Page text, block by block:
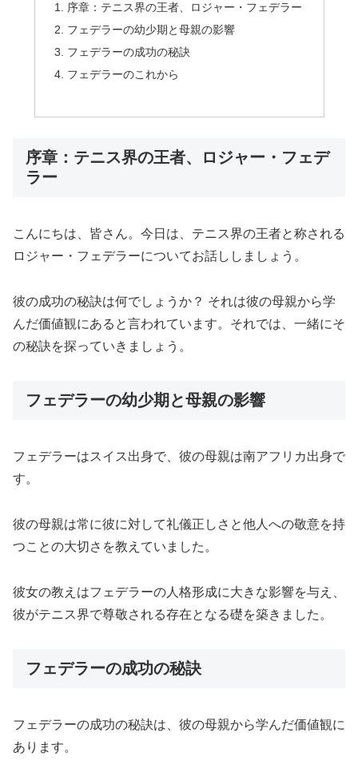
序章：テニス界の王者、ロジャー・フェデラー
フェデラーの幼少期と母親の影響
フェデラーの成功の秘訣
フェデラーのこれから
序章：テニス界の王者、ロジャー・フェデ
ラー
こんにちは、皆さん。今日は、テニス界の王者と称される
ロジャー・フェデラーについてお話ししましょう。
彼の成功の秘訣は何でしょうか？ それは彼の母親から学
んだ価値観にあると言われています。それでは、一緒にそ
の秘訣を探っていきましょう。
フェデラーの幼少期と母親の影響
フェデラーはスイス出身で、彼の母親は南アフリカ出身で
す。
彼の母親は常に彼に対して礼儀正しさと他人への敬意を持
つことの大切さを教えていました。
彼女の教えはフェデラーの人格形成に大きな影響を与え、
彼がテニス界で尊敬される存在となる礎を築きました。
フェデラーの成功の秘訣
フェデラーの成功の秘訣は、彼の母親から学んだ価値観に
あります。